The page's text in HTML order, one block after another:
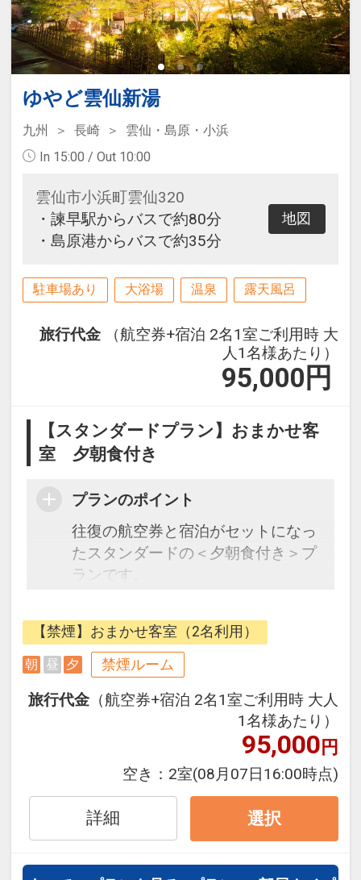
ゆやど雲仙新湯
九州 長崎
雲仙・島原・小浜
In 15:00 / Out 10:00
雲仙市小浜町雲仙320
・諫早駅からバスで約80分
・島原港からバスで約35分
地図
駐車場あり 大浴場 温泉 露天風呂
旅行代金
（航空券+宿泊 2名1室ご利用時 大
人1名様あたり）
95,000 円
【スタンダードプラン】おまかせ客
室 夕朝食付き
プランのポイント
往復の航空券と宿泊がセットになっ
たスタンダードの＜夕朝食付き＞プ
ランです。
できるダイナミックパッケージだか
ら、一都市滞在はもちろん周遊旅行
にも最適！
旅行期間中の1泊だけの宿泊や延
泊・飛び泊なども自由自在です。
JALマイレージ会員の方にはフライ
トマイルが50%貯まります。
■夕食のご案内
地元で採れた新鮮な海の幸・山の幸
をふんだんに使用した月替わりのオ
【禁煙】おまかせ客室（2名利用）
朝 昼 夕 禁煙ルーム
旅行代金 （航空券+宿泊 2名1室ご利用時 大人
1名様あたり）
95,000円
空き： 2室(08月07日16:00時点)
詳細 選択